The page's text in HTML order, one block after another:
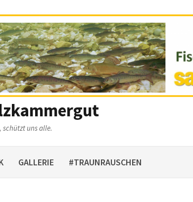
schützt uns alle.
GALLERIE #TRAUNRAUSCHEN